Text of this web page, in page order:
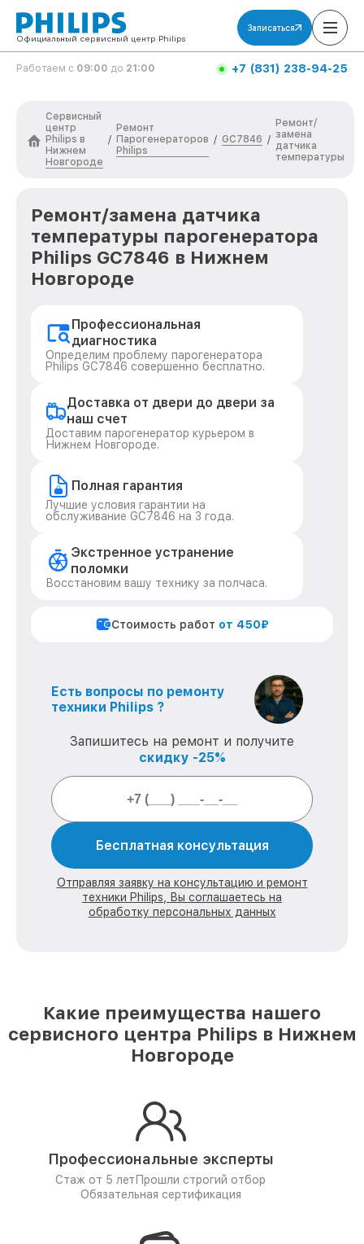
Официальный сервисный центр Philips
Записаться
Работаем с 09:00 до 21:00 +7 (831) 238-94-25
Сервисный
центр
Philips в
Нижнем
Новгороде
/
Ремонт
Парогенераторов
Philips
/ GC7846 /
Ремонт/
замена
датчика
температуры
Ремонт/замена датчика
температуры парогенератора
Philips GC7846 в Нижнем
Новгороде
Профессиональная
диагностика
Определим проблему парогенератора
Philips GC7846 совершенно бесплатно.
Доставка от двери до двери за
наш счет
Доставим парогенератор курьером в
Нижнем Новгороде.
Полная гарантия
Лучшие условия гарантии на
обслуживание GC7846 на 3 года.
Экстренное устранение
поломки
Восстановим вашу технику за полчаса.
Стоимость работ от 450₽
Есть вопросы по ремонту
техники Philips ?
Запишитесь на ремонт и получите
скидку -25%
Бесплатная консультация
Отправляя заявку на консультацию и ремонт
техники Philips, Вы соглашаетесь на
обработку персональных данных
Какие преимущества нашего
сервисного центра Philips в Нижнем
Новгороде
Профессиональные эксперты
Стаж от 5 лет Прошли строгий отбор
Обязательная сертификация